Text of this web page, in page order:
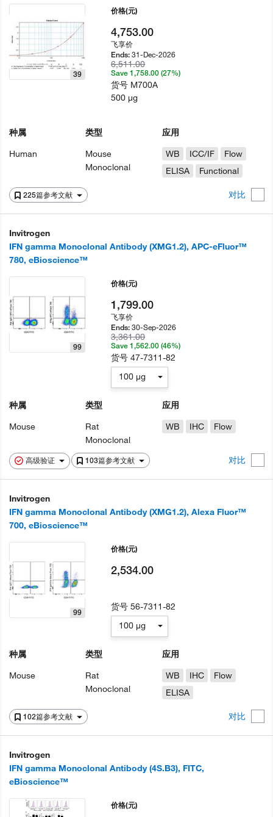
225篇参考文献 对比
39
种属
Human
类型
Mouse
Monoclonal
应用
WB
ICC/IF
Flow
ELISA
Functional
价格(元)
4,753.00
飞享价
Ends:31-Dec-2026
6,511.00
Save 1,758.00 (27%)
货号 M700A
500 µg
Invitrogen
IFN gamma Monoclonal Antibody (XMG1.2), APC-eFluor™
780, eBioscience™
高级验证 103篇参考文献 对比
99
种属
Mouse
类型
Rat
Monoclonal
应用
WB
IHC Flow
价格(元)
1,799.00
飞享价
Ends:30-Sep-2026
3,361.00
Save 1,562.00 (46%)
货号47-7311-82
100 µg
Invitrogen
IFN gamma Monoclonal Antibody (XMG1.2), Alexa Fluor™
700, eBioscience™
102篇参考文献 对比
99
种属
Mouse
类型
Rat
Monoclonal
应用
WB
IHC
Flow
ELISA
价格(元)
2,534.00
货号56-7311-82
100 µg
Invitrogen
IFN gamma Monoclonal Antibody (4S.B3), FITC,
eBioscience™
价格(元)